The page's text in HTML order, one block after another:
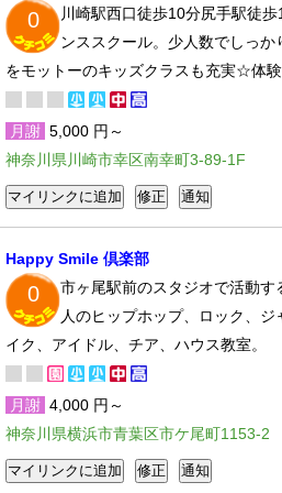
0
川崎駅西口徒歩10分尻手駅徒
ンススクール。少人数でしっか
をモットーのキッズクラスも充実☆体
月謝 5,000 円～
神奈川県川崎市幸区南幸町3-89-1F
Happy Smile 倶楽部
0
市ヶ尾駅前のスタジオで活動す
人のヒップホップ、ロック、ジ
イク、アイドル、チア、ハウス教室。
月謝 4,000 円～
神奈川県横浜市青葉区市ケ尾町1153-2